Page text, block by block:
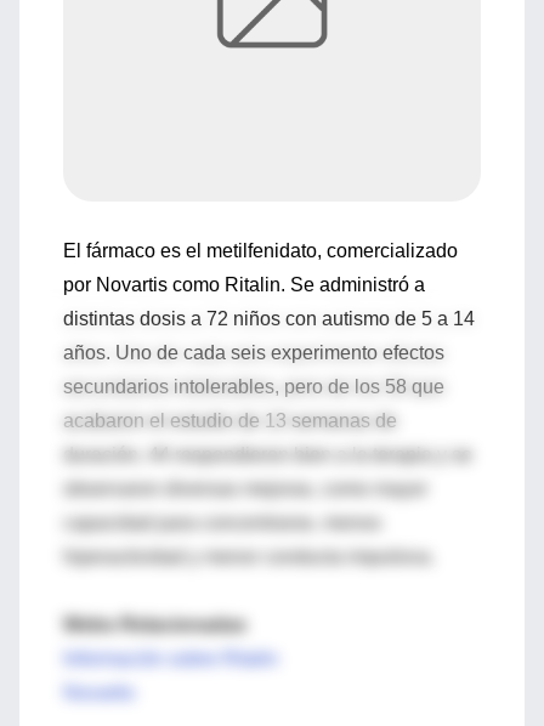
El fármaco es el metilfenidato, comercializado
por Novartis como Ritalin. Se administró a
distintas dosis a 72 niños con autismo de 5 a 14
años. Uno de cada seis experimento efectos
secundarios intolerables, pero de los 58 que
acabaron el estudio de 13 semanas de
duración, 44 respondieron bien a la terapia y se
observaron diversas mejoras, como mayor
capacidad para concentrarse, menos
Webs Relacionadas